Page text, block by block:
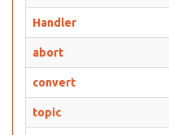
Handler
abort
convert
topic